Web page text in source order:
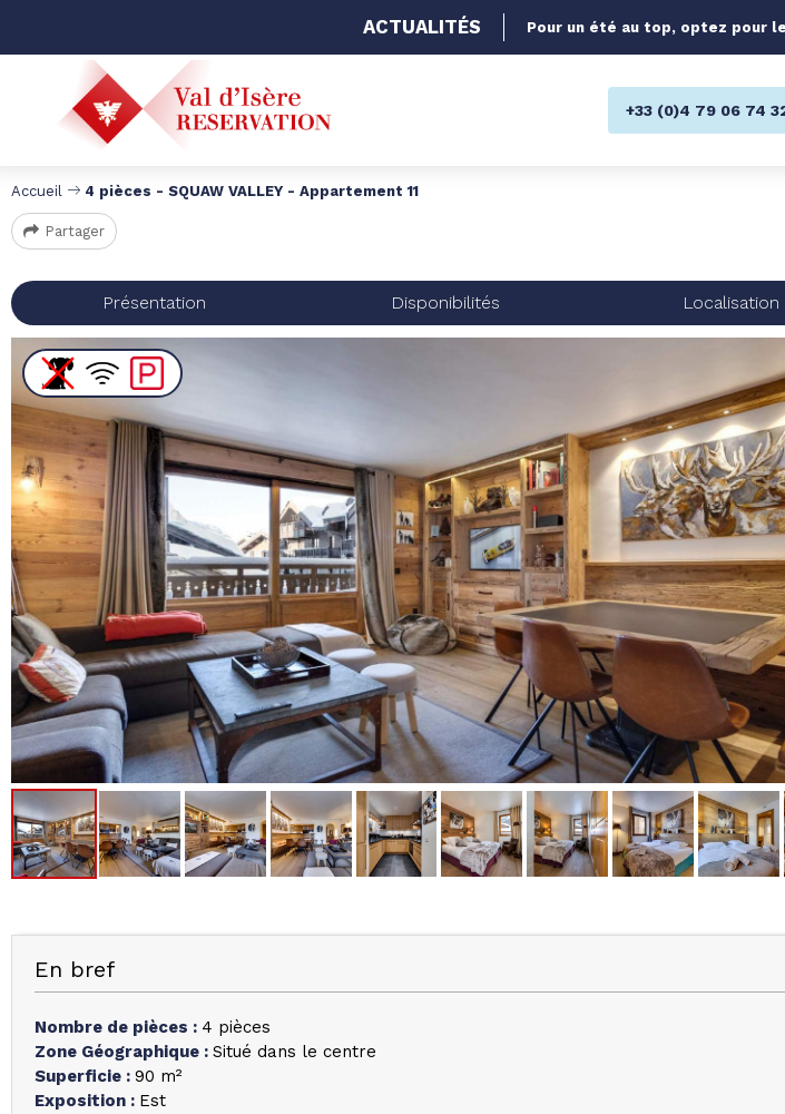
ACTUALITÉS Pour un été au top, optez pour
+33 (0)4 79 06 74
Accueil 4 pièces - SQUAW VALLEY - Appartement 11
Partager
Présentation Disponibilités Localisation
En bref
Nombre de pièces : 4 pièces
Zone Géographique : Situé dans le centre
Superficie : 90 m²
Exposition : Est